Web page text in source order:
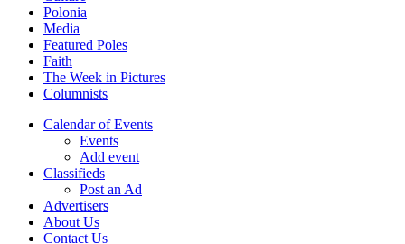
Polonia
Media
Featured Poles
Faith
The Week in Pictures
Columnists
Calendar of Events
Events
Add event
Classifieds
Post an Ad
Advertisers
About Us
Contact Us